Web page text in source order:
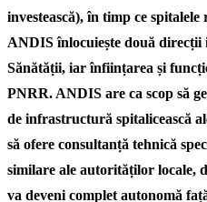
investească), în timp ce
ANDIS înlocuiește două
Sănătății, iar înființarea și
PNRR. ANDIS are ca scop să
de infrastructură spitalicească
să ofere consultanță tehnică
similare ale autorităților locale,
va deveni complet autonomă